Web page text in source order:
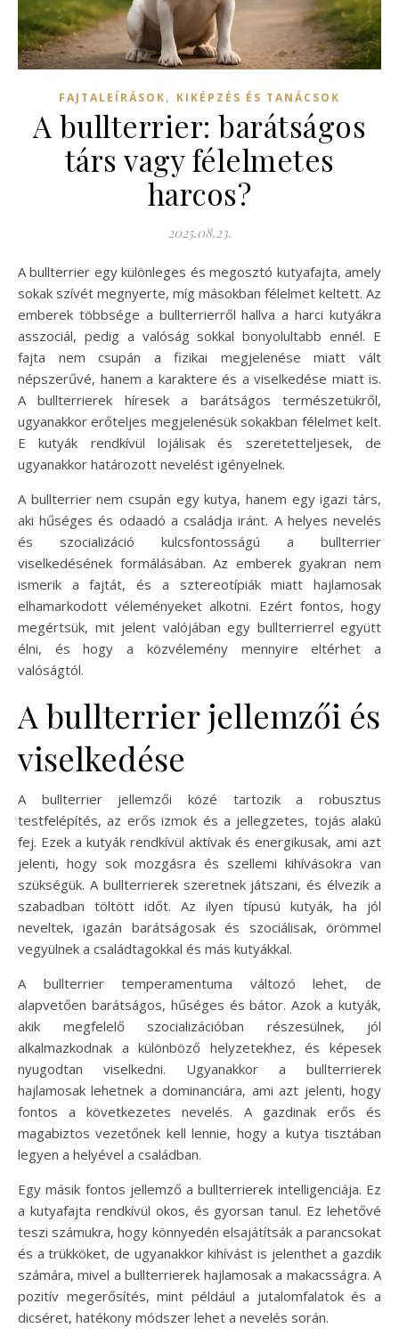
FAJTALEÍRÁSOK, KIKÉPZÉS ÉS TANÁCSOK
A bullterrier: barátságos
társ vagy félelmetes
harcos?
2025.08.23.
A bullterrier egy különleges és megosztó kutyafajta, amely
sokak szívét megnyerte, míg másokban félelmet keltett. Az
emberek többsége a bullterrierről hallva a harci kutyákra
asszociál, pedig a valóság sokkal bonyolultabb ennél. E
fajta nem csupán a fizikai megjelenése miatt vált
népszerűvé, hanem a karaktere és a viselkedése miatt is.
A bullterrierek híresek a barátságos természetükről,
ugyanakkor erőteljes megjelenésük sokakban félelmet kelt.
E kutyák rendkívül lojálisak és szeretetteljesek, de
ugyanakkor határozott nevelést igényelnek.
A bullterrier nem csupán egy kutya, hanem egy igazi társ,
aki hűséges és odaadó a családja iránt. A helyes nevelés
és szocializáció kulcsfontosságú a bullterrier
viselkedésének formálásában. Az emberek gyakran nem
ismerik a fajtát, és a sztereotípiák miatt hajlamosak
elhamarkodott véleményeket alkotni. Ezért fontos, hogy
megértsük, mit jelent valójában egy bullterrierrel együtt
élni, és hogy a közvélemény mennyire eltérhet a
valóságtól.
A bullterrier jellemzői és
viselkedése
A bullterrier jellemzői közé tartozik a robusztus
testfelépítés, az erős izmok és a jellegzetes, tojás alakú
fej. Ezek a kutyák rendkívül aktívak és energikusak, ami azt
jelenti, hogy sok mozgásra és szellemi kihívásokra van
szükségük. A bullterrierek szeretnek játszani, és élvezik a
szabadban töltött időt. Az ilyen típusú kutyák, ha jól
neveltek, igazán barátságosak és szociálisak, örömmel
vegyülnek a családtagokkal és más kutyákkal.
A bullterrier temperamentuma változó lehet, de
alapvetően barátságos, hűséges és bátor. Azok a kutyák,
akik megfelelő szocializációban részesülnek, jól
alkalmazkodnak a különböző helyzetekhez, és képesek
nyugodtan viselkedni. Ugyanakkor a bullterrierek
hajlamosak lehetnek a dominanciára, ami azt jelenti, hogy
fontos a következetes nevelés. A gazdinak erős és
magabiztos vezetőnek kell lennie, hogy a kutya tisztában
legyen a helyével a családban.
Egy másik fontos jellemző a bullterrierek intelligenciája. Ez
a kutyafajta rendkívül okos, és gyorsan tanul. Ez lehetővé
teszi számukra, hogy könnyedén elsajátítsák a parancsokat
és a trükköket, de ugyanakkor kihívást is jelenthet a gazdik
számára, mivel a bullterrierek hajlamosak a makacsságra. A
pozitív megerősítés, mint például a jutalomfalatok és a
dicséret, hatékony módszer lehet a nevelés során.